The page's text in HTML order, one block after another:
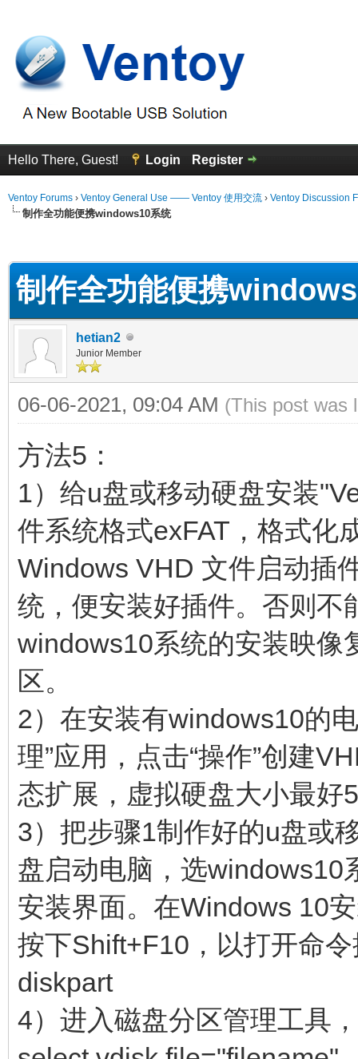
Hello There, Guest! Login Register
Ventoy Forums › Ventoy General Use —— Ventoy 使用交流 › Ventoy Discussion
制作全功能便携windows10系统
制作全功能便携
hetian2
Junior Member
06-06-2021, 09:04 AM (This post was
方法5：
1）给u盘或移动硬盘安装
件系统格式exFAT，格式化
Windows VHD 文件启动插
统，便安装好插件。否则不
windows10系统的安装映像
区。
2）在安装有windows10的
理”应用，点击“操作”创建
态扩展，虚拟硬盘大小最好
3）把步骤1制作好的u盘或
盘启动电脑，选windows10
安装界面。在Windows 10
按下Shift+F10，以打开命
diskpart
4）进入磁盘分区管理工具